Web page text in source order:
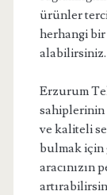
ürünler
herhangi
alabilirsiniz.
Erzurum
sahiplerinin
ve kaliteli
bulmak için
aracınızın